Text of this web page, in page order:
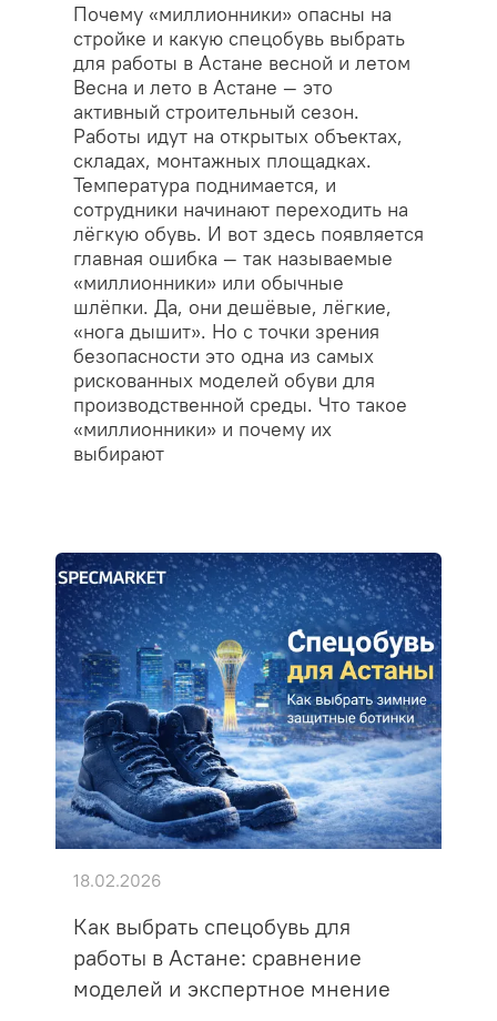
Почему «миллионники» опасны на
стройке и какую спецобувь выбрать
для работы в Астане весной и летом
Весна и лето в Астане — это
активный строительный сезон.
Работы идут на открытых объектах,
складах, монтажных площадках.
Температура поднимается, и
сотрудники начинают переходить на
лёгкую обувь. И вот здесь появляется
главная ошибка — так называемые
«миллионники» или обычные
шлёпки. Да, они дешёвые, лёгкие,
«нога дышит». Но с точки зрения
безопасности это одна из самых
рискованных моделей обуви для
производственной среды. Что такое
«миллионники» и почему их
выбирают
Как выбрать спецобувь для
работы в Астане: сравнение
моделей и экспертное мнение
18.02.2026